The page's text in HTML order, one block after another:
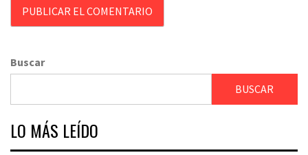
Buscar
BUSCAR
LO MÁS LEÍDO